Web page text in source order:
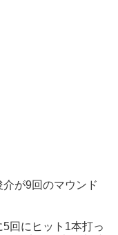
が9回のマウンド
回にヒット1本打っ